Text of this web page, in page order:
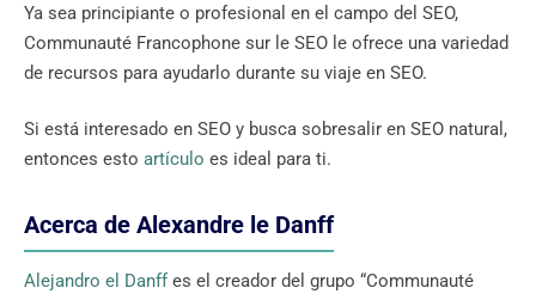
Ya sea principiante o profesional en el campo del SEO,
Communauté Francophone sur le SEO le ofrece una variedad
de recursos para ayudarlo durante su viaje en SEO.
Si está interesado en SEO y busca sobresalir en SEO natural,
entonces esto artículo es ideal para ti.
Acerca de Alexandre le Danff
Alejandro el Danff es el creador del grupo “Communauté